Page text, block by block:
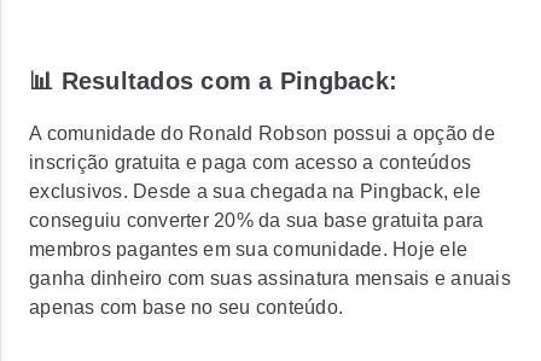
📊 Resultados com a Pingback:
A comunidade do Ronald Robson possui a opção de
inscrição gratuita e paga com acesso a conteúdos
exclusivos. Desde a sua chegada na Pingback, ele
conseguiu converter 20% da sua base gratuita para
membros pagantes em sua comunidade. Hoje ele
ganha dinheiro com suas assinatura mensais e anuais
apenas com base no seu conteúdo.